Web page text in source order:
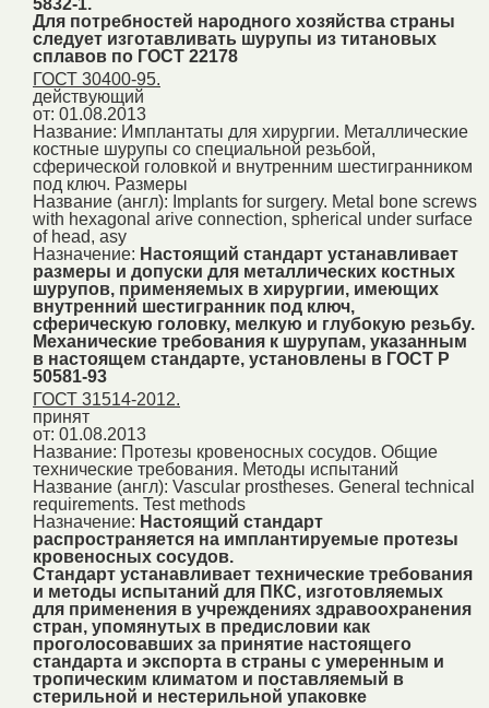
5832-1.
Для потребностей народного хозяйства страны
следует изготавливать шурупы из титановых
сплавов по ГОСТ 22178
ГОСТ 30400-95.
действующий
от: 01.08.2013
Название: Имплантаты для хирургии. Металлические
костные шурупы со специальной резьбой,
сферической головкой и внутренним шестигранником
под ключ. Размеры
Название (англ): Implants for surgery. Metal bone screws
with hexagonal arive connection, spherical under surface
of head, asy
Назначение: Настоящий стандарт устанавливает
размеры и допуски для металлических костных
шурупов, применяемых в хирургии, имеющих
внутренний шестигранник под ключ,
сферическую головку, мелкую и глубокую резьбу.
Механические требования к шурупам, указанным
в настоящем стандарте, установлены в ГОСТ Р
50581-93
ГОСТ 31514-2012.
принят
от: 01.08.2013
Название: Протезы кровеносных сосудов. Общие
технические требования. Методы испытаний
Название (англ): Vascular prostheses. General technical
requirements. Test methods
Назначение: Настоящий стандарт
распространяется на имплантируемые протезы
кровеносных сосудов.
Стандарт устанавливает технические требования
и методы испытаний для ПКС, изготовляемых
для применения в учреждениях здравоохранения
стран, упомянутых в предисловии как
проголосовавших за принятие настоящего
стандарта и экспорта в страны с умеренным и
тропическим климатом и поставляемый в
стерильной и нестерильной упаковке